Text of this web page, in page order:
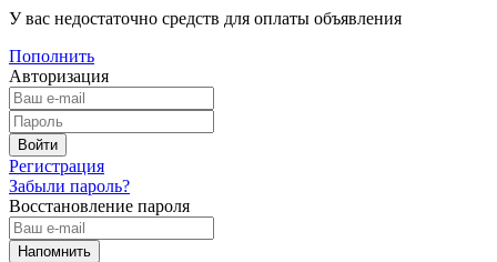
У вас недостаточно средств для оплаты объявления
Пополнить
Авторизация
Регистрация
Забыли пароль?
Восстановление пароля